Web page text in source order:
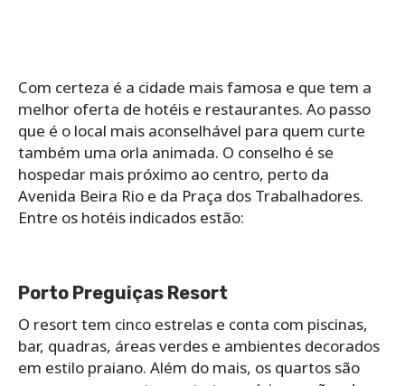
Com certeza é a cidade mais famosa e que tem a
melhor oferta de hotéis e restaurantes. Ao passo
que é o local mais aconselhável para quem curte
também uma orla animada. O conselho é se
hospedar mais próximo ao centro, perto da
Avenida Beira Rio e da Praça dos Trabalhadores.
Entre os hotéis indicados estão:
Porto Preguiças Resort
O resort tem cinco estrelas e conta com piscinas,
bar, quadras, áreas verdes e ambientes decorados
em estilo praiano. Além do mais, os quartos são